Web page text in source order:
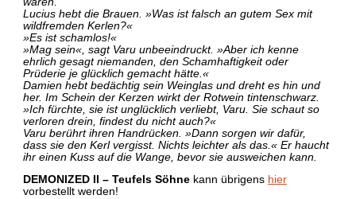
Lucius hebt die Brauen. »Was ist falsch an gutem Sex mit
wildfremden Kerlen?«
»Es ist schamlos!«
»Mag sein«, sagt Varu unbeeindruckt. »Aber ich kenne
ehrlich gesagt niemanden, den Schamhaftigkeit oder
Prüderie je glücklich gemacht hätte.«
Damien hebt bedächtig sein Weinglas und dreht es hin und
her. Im Schein der Kerzen wirkt der Rotwein tintenschwarz.
»Ich fürchte, sie ist unglücklich verliebt, Varu. Sie schaut so
verloren drein, findest du nicht auch?«
Varu berührt ihren Handrücken. »Dann sorgen wir dafür,
dass sie den Kerl vergisst. Nichts leichter als das.« Er haucht
ihr einen Kuss auf die Wange, bevor sie ausweichen kann.
DEMONIZED II – Teufels Söhne kann übrigens hier
vorbestellt werden!